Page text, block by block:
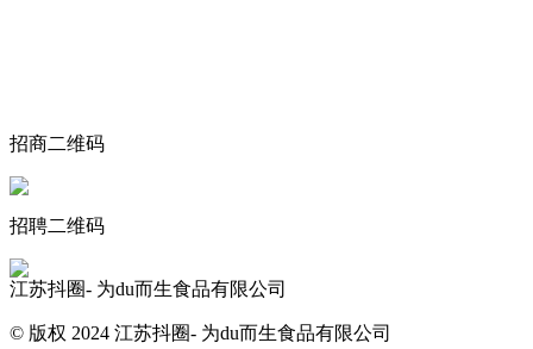
招商二维码
招聘二维码
江苏抖圈- 为du而生食品有限公司
© 版权 2024 江苏抖圈- 为du而生食品有限公司